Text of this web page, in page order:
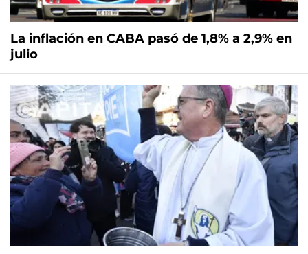
La inflación en CABA pasó de 1,8% a 2,9% en
julio